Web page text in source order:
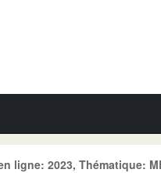
ligne: 2023, Thématique: